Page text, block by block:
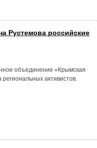
Рустемова российские
объединение «Крымская
активистов.